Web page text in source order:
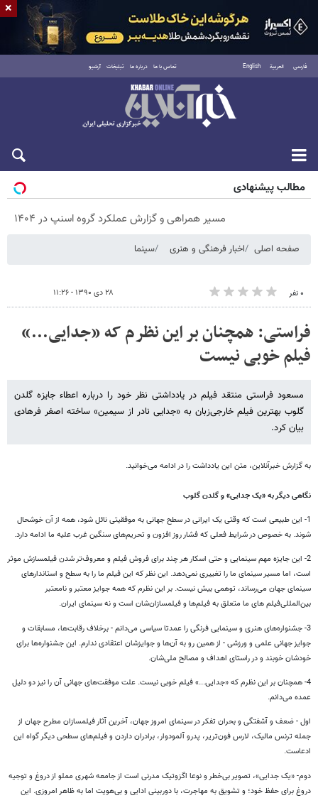
فارسی العربية English تماس با ما درباره ما تبلیغات آرشیو
پنجشنبه ۱۵ مرداد ۱۴۰۵
مطالب پیشنهادی
مسیر همراهی و گزارش عملکرد گروه اسنپ در ۱۴۰۴
صفحه اصلی اخبار فرهنگی و هنری سینما
۰ نفر ۲۸ دی ۱۳۹۰ - ۱۱:۲۶
فراستی: همچنان بر این نظرم که «جدایی...»
فیلم خوبی نیست
مسعود فراستی منتقد فیلم در یادداشتی نظر خود را درباره اعطاء جایزه گلدن
گلوب بهترین فیلم خارجی‌زبان به «جدایی نادر از سیمین» ساخته اصغر فرهادی
بیان کرد.
به گزارش خبرآنلاین، متن این یادداشت را در ادامه می‌خوانید.
نگاهی دیگر به «یک جدایی» و گلدن گلوب
1- این طبیعی است که وقتی یک ایرانی در سطح جهانی به موفقیتی نائل شود، همه از آن خوشحال
شوند. به خصوص در شرایط فعلی که فشار روز افزون و تحریم‌های سنگین غرب علیه ما ادامه دارد.
2- این جایزه مهم سینمایی و حتی اسکار هر چند برای فروش فیلم و معروف‌تر شدن فیلمسازش موثر
است، اما مسیر سینمای ما را تغییری نمی‌دهد. این نظر که این فیلم ما را به سطح و استاندارهای
سینمای جهان می‌رساند، توهمی بیش نیست. بر این نظرم که همه جوایز معتبر و نامعتبر
بین‌المللی‌فیلم های ما متعلق به فیلم‌ها و فیلمسازان‌شان است و نه سینمای ایران.
3- جشنواره‌های هنری و سینمایی فرنگی را عمدتا سیاسی می‌دانم - برخلاف رقابت‌ها، مسابقات و
جوایز جهانی علمی و ورزشی - از همین رو به آن‌ها و جوایزشان اعتقادی ندارم. این جشنواره‌ها برای
خودشان خوبند و در راستای اهداف و مصالح ملی‌شان.
4- همچنان بر این نظرم که «جدایی...» فیلم خوبی نیست. علت موفقت‌های جهانی آن را نیز دو دلیل
عمده می‌دانم.
اول - ضعف و آشفتگی و بحران تفکر در سینمای امروز جهان، آخرین آثار فیلمسازان مطرح جهان از
جمله ترنس مالیک، لارس فون‌تریر، پدرو آلمودوار، برادران داردن و فیلم‌های سطحی دیگر گواه این
ادعاست.
دوم- «یک جدایی»، تصویر بی‌خطر و نوعا اگزوتیک مدرنی است از جامعه شهری مملو از دروغ و توجیه
دروغ برای حفظ خود؛ و تشویق به مهاجرت، با دوربینی ادایی و بی‌هویت اما به ظاهر امروزی. این
×